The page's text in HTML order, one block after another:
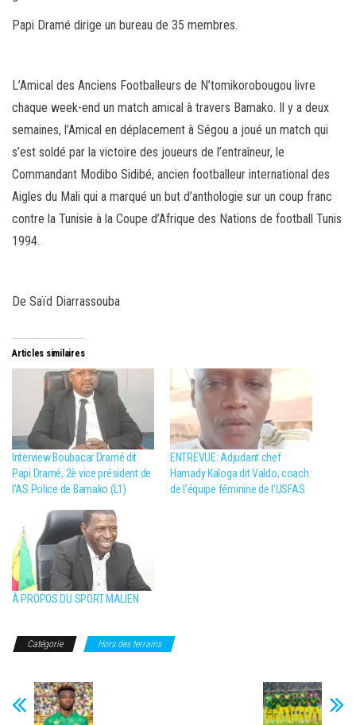
Papi Dramé dirige un bureau de 35 membres.
L’Amical des Anciens Footballeurs de N’tomikorobougou livre
chaque week-end un match amical à travers Bamako. Il y a deux
semaines, l’Amical en déplacement à Ségou a joué un match qui
s’est soldé par la victoire des joueurs de l’entraîneur, le
Commandant Modibo Sidibé, ancien footballeur international des
Aigles du Mali qui a marqué un but d’anthologie sur un coup franc
contre la Tunisie à la Coupe d’Afrique des Nations de football Tunis
1994.
De Saïd Diarrassouba
Articles similaires
Interview Boubacar Dramé dit
Papi Dramé, 2è vice président de
l’AS Police de Bamako (L1)
ENTREVUE: Adjudant chef
Hamady Kaloga dit Valdo, coach
de l’équipe féminine de l’USFAS
À PROPOS DU SPORT MALIEN
Catégorie Hors des terrains